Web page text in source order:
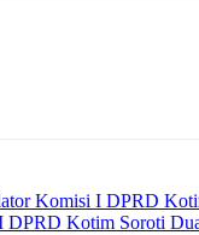
Komisi I DPRD
Kotim Soroti